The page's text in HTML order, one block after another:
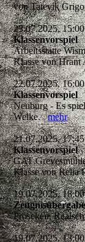
von Tatevik
23.07.2025, 15:00
Klassenvorspiel
Arbeitsstätte
Klasse von
22.07.2025, 16:00
Klassenvorspiel
Neuburg - Es
Welke.mehr
21.07.2025, 17:45
Klassenvorspiel
GAT
Klasse von
19.07.2025, 18:00
Proseken,
19.07.2025, 13:00